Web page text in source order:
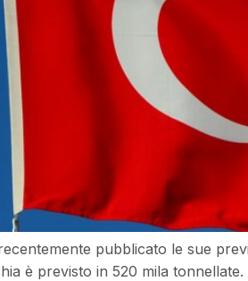
pubblicato le sue
è previsto in 520 mila